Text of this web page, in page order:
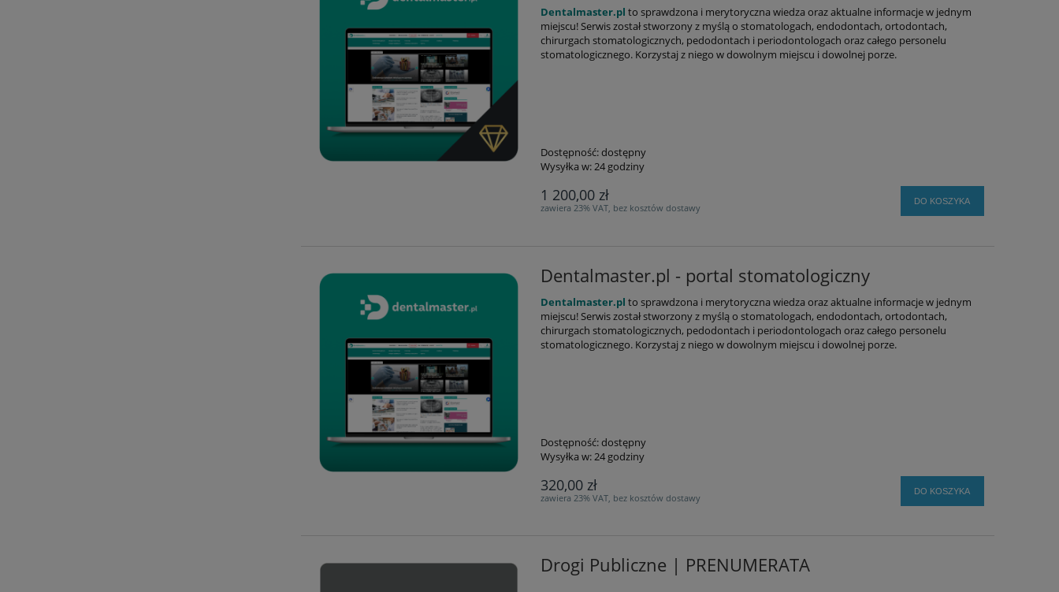
Dentalmaster.pl to sprawdzona i merytoryczna wiedza oraz aktualne informacje w jednym
miejscu!Serwis został stworzony z myślą o stomatologach, endodontach, ortodontach,
chirurgach stomatologicznych, pedodontach i periodontologach oraz całego personelu
stomatologicznego. Korzystaj z niego w dowolnym miejscu i dowolnej porze.
Dostępność:dostępny
Wysyłka w:24 godziny
1 200,00 zł
zawiera 23% VAT, bez kosztów dostawy
DO KOSZYKA
Dentalmaster.pl - portal stomatologiczny
Dentalmaster.pl to sprawdzona i merytoryczna wiedza oraz aktualne informacje w jednym
miejscu!Serwis został stworzony z myślą o stomatologach, endodontach, ortodontach,
chirurgach stomatologicznych, pedodontach i periodontologach oraz całego personelu
stomatologicznego. Korzystaj z niego w dowolnym miejscu i dowolnej porze.
Dostępność:dostępny
Wysyłka w:24 godziny
320,00 zł
zawiera 23% VAT, bez kosztów dostawy
DO KOSZYKA
Drogi Publiczne | PRENUMERATA